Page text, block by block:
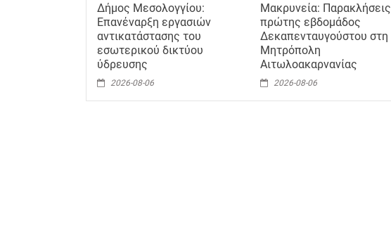
Δήμος Μεσολογγίου:
Επανέναρξη εργασιών
αντικατάστασης του
εσωτερικού δικτύου
ύδρευσης
2026-08-06
Μακρυνεία: Παρακλήσεις
πρώτης εβδομάδος
Δεκαπενταυγούστου στη
Μητρόπολη
Αιτωλοακαρνανίας
2026-08-06